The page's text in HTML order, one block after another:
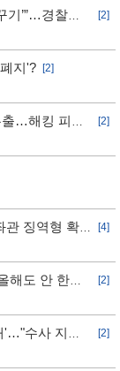
’”…경찰서
[2]
지'? [2]
…해킹 피해
[2]
관 징역형 확
[4]
해도 안 한
[2]
수사 지연"
[2]